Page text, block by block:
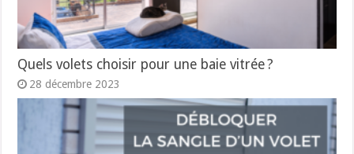
Quels volets choisir pour une baie vitrée ?
28 décembre 2023